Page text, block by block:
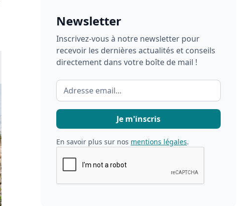
Newsletter
Inscrivez-vous à notre newsletter pour
recevoir les dernières actualités et conseils
directement dans votre boîte de mail !
En savoir plus sur nos mentions légales.